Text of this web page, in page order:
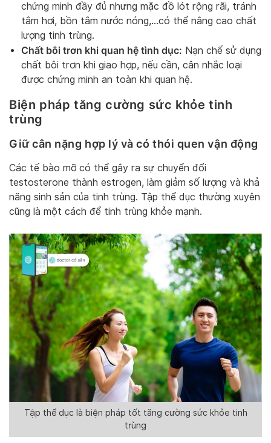
chứng minh đầy đủ nhưng mặc đồ lót rộng rãi, tránh
tắm hơi, bồn tắm nước nóng,…có thể nâng cao chất
lượng tinh trùng.
Chất bôi trơn khi quan hệ tình dục: Nạn chế sử dụng
chất bôi trơn khi giao hợp, nếu cần, cân nhắc loại
được chứng minh an toàn khi quan hệ.
Biện pháp tăng cường sức khỏe tinh
trùng
Giữ cân nặng hợp lý và có thói quen vận động
Các tế bào mỡ có thể gây ra sự chuyển đổi
testosterone thành estrogen, làm giảm số lượng và khả
năng sinh sản của tinh trùng. Tập thể dục thường xuyên
cũng là một cách để tinh trùng khỏe mạnh.
Tập thể dục là biện pháp tốt tăng cường sức khỏe tinh
trùng